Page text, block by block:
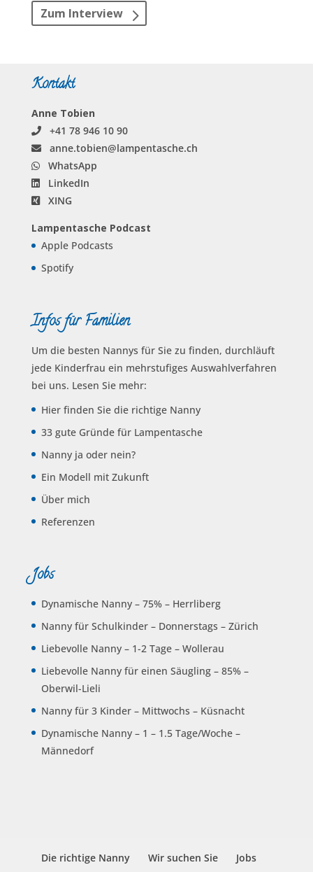
Zum Interview
Kontakt
Anne Tobien
+41 78 946 10 90
anne.tobien@lampentasche.ch
WhatsApp
LinkedIn
XING
Lampentasche Podcast
Apple Podcasts
Spotify
Infos für Familien
Um die besten Nannys für Sie zu finden, durchläuft
jede Kinderfrau ein mehrstufiges Auswahl­verfahren
bei uns. Lesen Sie mehr:
Hier finden Sie die richtige Nanny
33 gute Gründe für Lampentasche
Nanny ja oder nein?
Ein Modell mit Zukunft
Über mich
Referenzen
Jobs
Dynamische Nanny – 75% – Herrliberg
Nanny für Schulkinder – Donnerstags – Zürich
Liebevolle Nanny – 1-2 Tage – Wollerau
Liebevolle Nanny für einen Säugling – 85% –
Oberwil-Lieli
Nanny für 3 Kinder – Mittwochs – Küsnacht
Dynamische Nanny – 1 – 1.5 Tage/Woche –
Männedorf
Die richtige Nanny Wir suchen Sie
Jobs